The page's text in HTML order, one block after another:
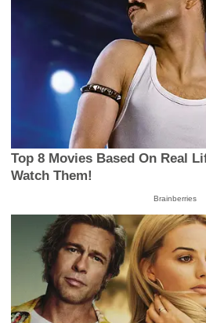
Top 8 Movies Based On Real
Watch Them!
Brainberries